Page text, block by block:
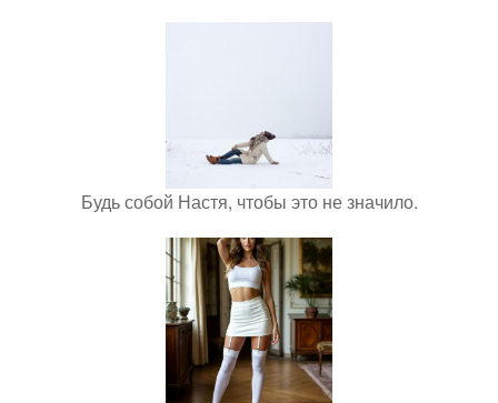
Будь собой Настя, чтобы это не значило.